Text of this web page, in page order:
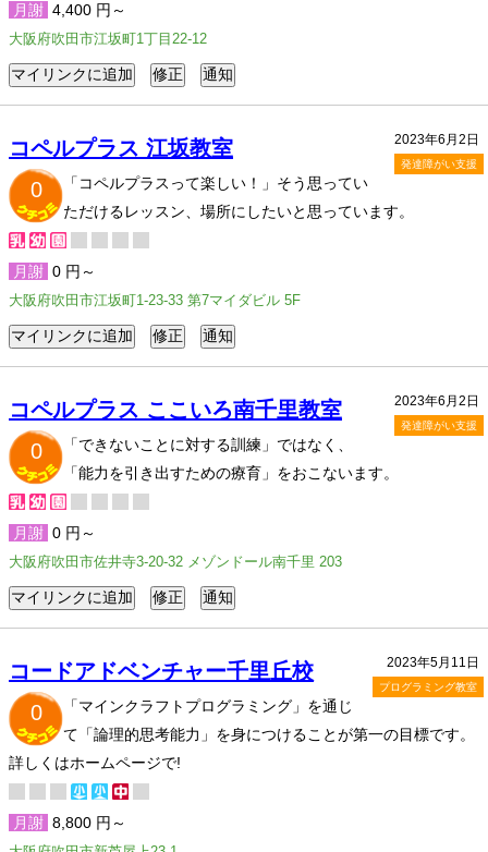
月謝 4,400 円～
大阪府吹田市江坂町1丁目22-12
2023年6月2日
発達障がい支援
コペルプラス 江坂教室
0
「コペルプラスって楽しい！」そう思ってい
ただけるレッスン、場所にしたいと思っています。
月謝 0 円～
大阪府吹田市江坂町1-23-33 第7マイダビル 5F
2023年6月2日
発達障がい支援
コペルプラス ここいろ南千里教室
0
「できないことに対する訓練」ではなく、
「能力を引き出すための療育」をおこないます。
月謝 0 円～
大阪府吹田市佐井寺3-20-32 メゾンドール南千里 203
2023年5月11日
プログラミング教室
コードアドベンチャー千里丘校
0
「マインクラフトプログラミング」を通じ
て「論理的思考能力」を身につけることが第一の目標です。
詳しくはホームページで!
月謝 8,800 円～